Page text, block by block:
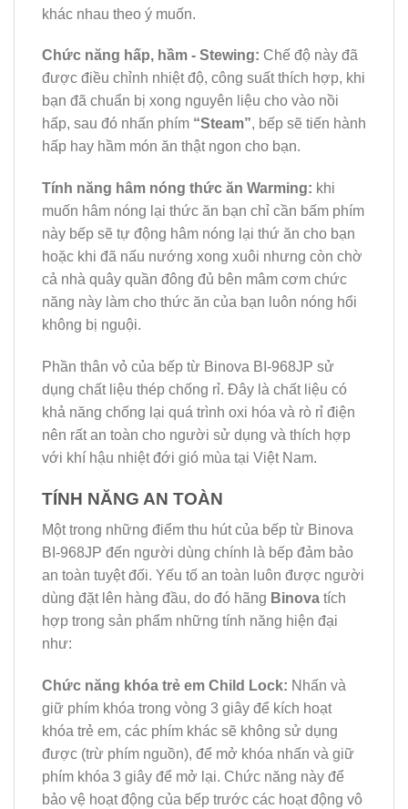
khác nhau theo ý muốn.
Chức năng hấp, hầm - Stewing: Chế độ này đã
được điều chỉnh nhiệt độ, công suất thích hợp, khi
bạn đã chuẩn bị xong nguyên liệu cho vào nồi
hấp, sau đó nhấn phím “Steam”, bếp sẽ tiến hành
hấp hay hầm món ăn thật ngon cho bạn.
Tính năng hâm nóng thức ăn Warming: khi
muốn hâm nóng lại thức ăn bạn chỉ cần bấm phím
này bếp sẽ tự động hâm nóng lại thứ ăn cho bạn
hoặc khi đã nấu nướng xong xuôi nhưng còn chờ
cả nhà quây quần đông đủ bên mâm cơm chức
năng này làm cho thức ăn của bạn luôn nóng hổi
không bị nguội.
Phần thân vỏ của bếp từ Binova BI-968JP sử
dụng chất liệu thép chống rỉ. Đây là chất liệu có
khả năng chống lại quá trình oxi hóa và rò rỉ điện
nên rất an toàn cho người sử dụng và thích hợp
với khí hậu nhiệt đới gió mùa tại Việt Nam.
TÍNH NĂNG AN TOÀN
Một trong những điểm thu hút của bếp từ Binova
BI-968JP đến người dùng chính là bếp đảm bảo
an toàn tuyệt đối. Yếu tố an toàn luôn được người
dùng đặt lên hàng đầu, do đó hãng Binova tích
hợp trong sản phẩm những tính năng hiện đại
như:
Chức năng khóa trẻ em Child Lock: Nhấn và
giữ phím khóa trong vòng 3 giây để kích hoạt
khóa trẻ em, các phím khác sẽ không sử dụng
được (trừ phím nguồn), để mở khóa nhấn và giữ
phím khóa 3 giây để mở lại. Chức năng này để
bảo vệ hoạt động của bếp trước các hoạt động vô